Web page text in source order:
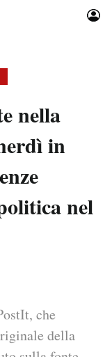
Idee
nella
in
nel
che
della